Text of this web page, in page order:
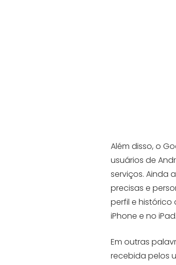
Além disso, o
usuários de
serviços. Ainda
precisas e
perfil e histórico
iPhone e no iPad.
Em outras
recebida pelos